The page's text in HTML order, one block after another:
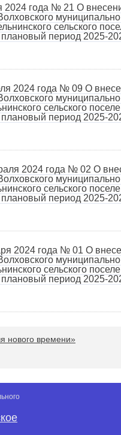
года № 21 О
сельского
период 2025-
2024 года № 09 О
сельского
период 2025-
2024 года № 02 О
сельского
период 2025-
2024 года № 01 О
сельского
период 2025-
нового времени»